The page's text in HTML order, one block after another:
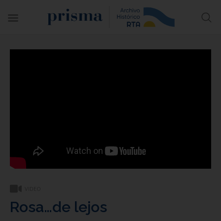
Rosa…de lejos